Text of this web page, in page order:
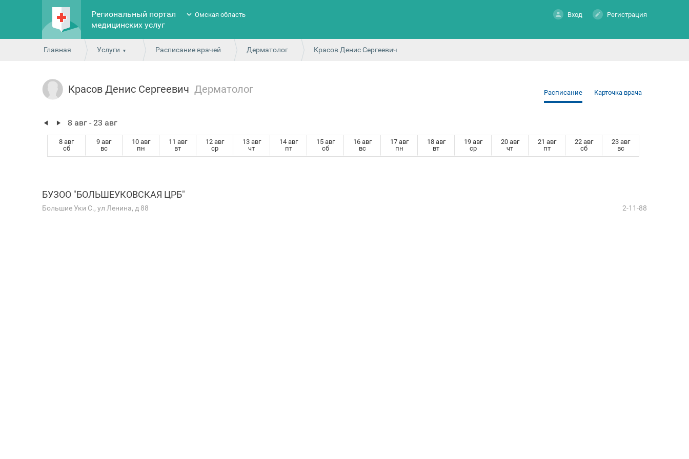
Региональный портал
медицинских услуг
Омская область Вход Регистрация
Главная Услуги Расписание врачей Дерматолог Красов Денис Сергеевич
Красов Денис Сергеевич Дерматолог Расписание Карточка врача
8 авг - 23 авг
8 авг
сб
9 авг
вс
10 авг
пн
11 авг
вт
12 авг
ср
13 авг
чт
14 авг
пт
15 авг
сб
16 авг
вс
17 авг
пн
18 авг
вт
19 авг
ср
20 авг
чт
21 авг
пт
22 авг
сб
23 авг
вс
БУЗОО "БОЛЬШЕУКОВСКАЯ ЦРБ"
Большие Уки С., ул Ленина, д 88 2-11-88